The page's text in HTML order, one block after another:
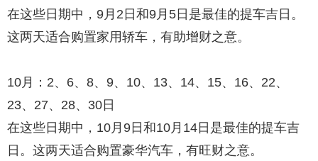
在这些日期中，9月2日和9月5日是最佳的提车吉日。
这两天适合购置家用轿车，有助增财之意。
10月：2、6、8、9、10、13、14、15、16、22、
23、27、28、30日
在这些日期中，10月9日和10月14日是最佳的提车吉
日。这两天适合购置豪华汽车，有旺财之意。